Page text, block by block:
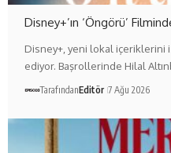
Disney+’ın ‘Öngörü’
Disney+, yeni lokal
ediyor. Başrollerinde Hilal
TarafındanEditör 7 Ağu 2026